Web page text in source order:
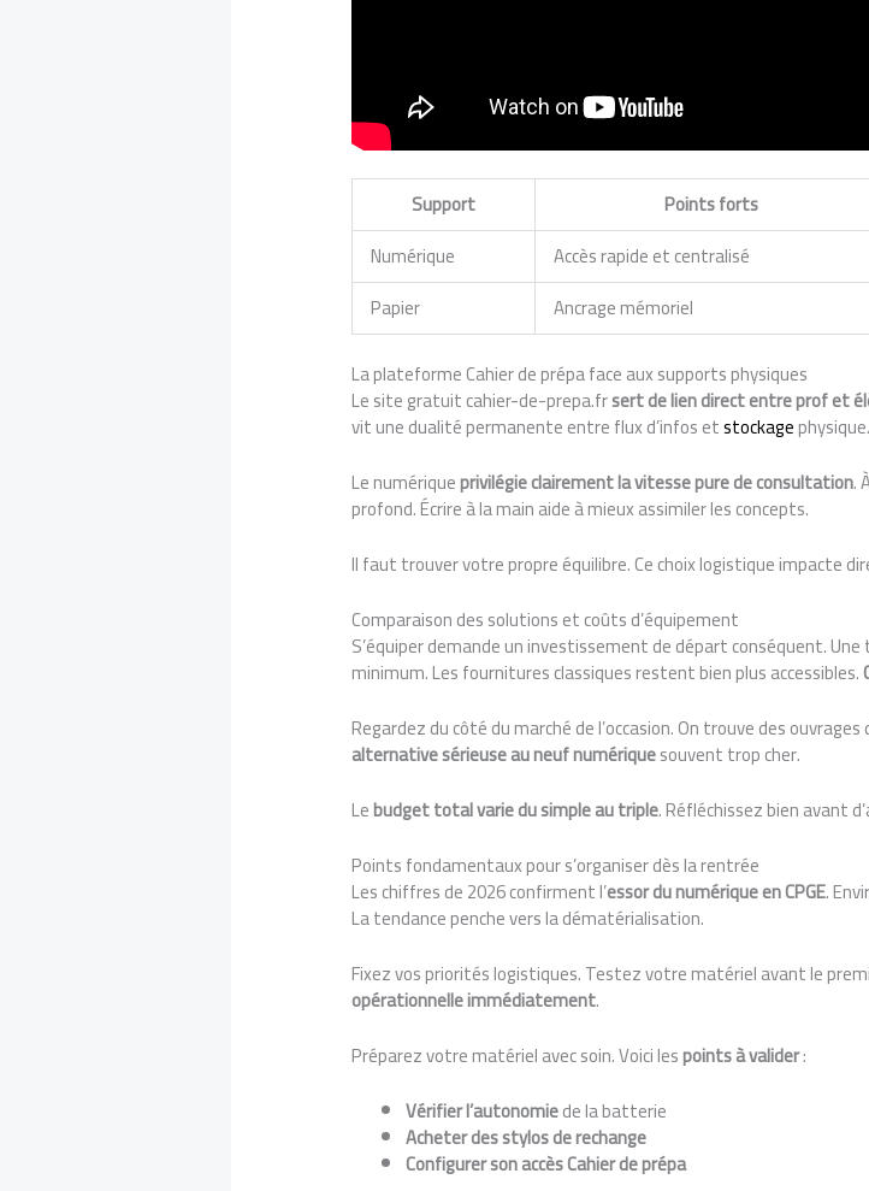
Support Points forts
Numérique
Accès rapide et centralisé
Papier
Ancrage mémoriel
La plateforme Cahier de prépa face aux supports physiques
Le site gratuit cahier-de-prepa.frsert de lien direct entre prof et
vit une dualité permanente entre flux d’infos etstockagephysique.
Le numériqueprivilégie clairement la vitesse pure de consultation.
profond. Écrire à la main aide à mieux assimiler les concepts.
Il faut trouver votre propre équilibre. Ce choix logistique impacte
Comparaison des solutions et coûts d’équipement
S’équiper demande un investissement de départ conséquent.
minimum. Les fournitures classiques restent bien plus accessibles.
Regardez du côté du marché de l’occasion. On trouve des
alternative sérieuse au neuf numériquesouvent trop cher.
Lebudget total varie du simple au triple. Réfléchissez bien avant
Points fondamentaux pour s’organiser dès la rentrée
Les chiffres de 2026 confirment l’essor du numérique en CPGE.
La tendance penche vers la dématérialisation.
Fixez vos priorités logistiques. Testez votre matériel avant le
opérationnelle immédiatement.
Préparez votre matériel avec soin. Voici lespoints à valider:
Vérifier l’autonomiede la batterie
Acheter des stylos de rechange
Configurer son accès Cahier de prépa